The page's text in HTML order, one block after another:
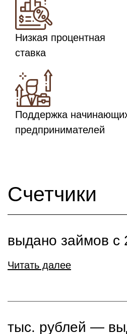
Низкая процентная
ставка
Поддержка
предпринимателей
Счетчики
выдано займов с
Читать далее
тыс. рублей ―